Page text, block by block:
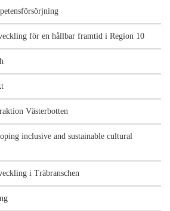
för en hållbar framtid i Region 10
Västerbotten
inclusive and sustainable cultural
i Träbranschen